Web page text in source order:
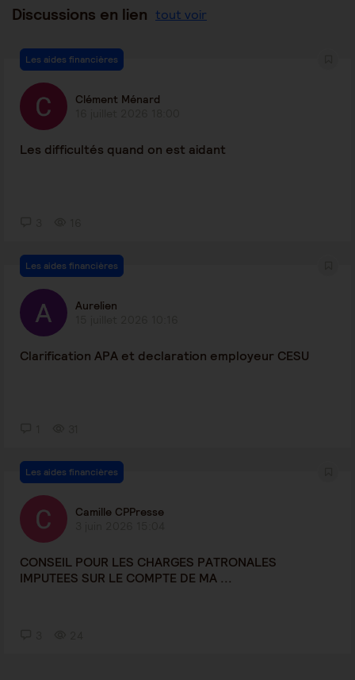
Discussions en lien tout voir
Les aides financières
Clément Ménard
Les difficultés quand on est aidant
Les aides financières
Aurelien
Clarification APA et declaration employeur CESU
Les aides financières
Camille CPPresse
CONSEIL POUR LES CHARGES PATRONALES
IMPUTEES SUR LE COMPTE DE MA ...